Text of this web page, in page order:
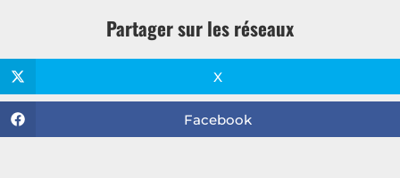
Partager sur les réseaux
X
Facebook